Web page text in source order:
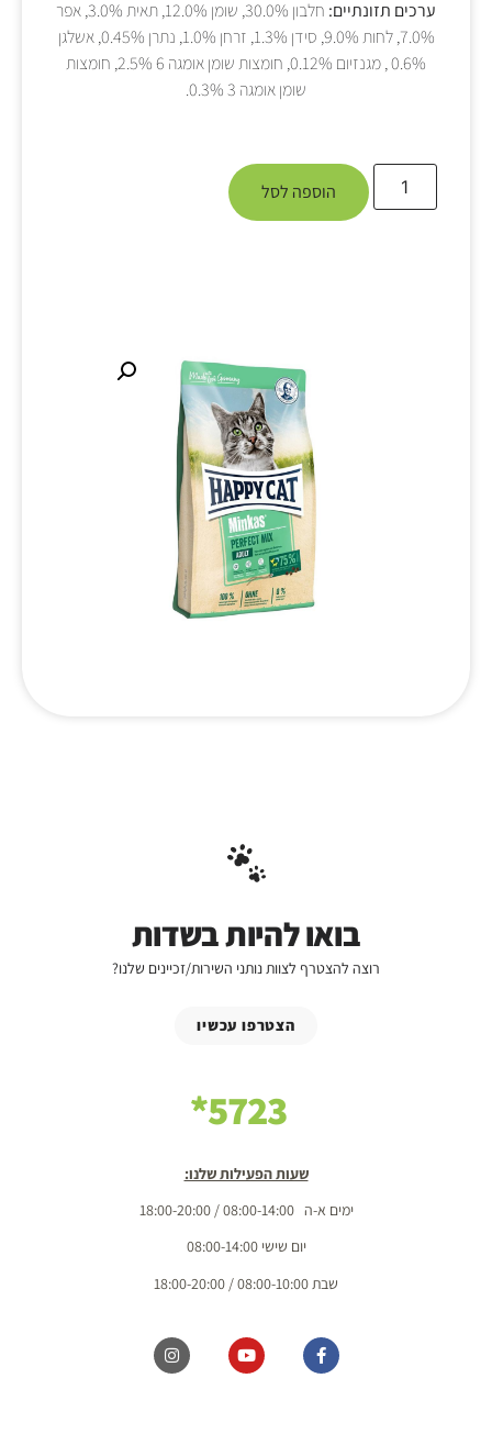
ערכים תזונתיים:
חלבון 30.0%, שומן 12.0%, תאית 3.0%, אפר
7.0%, לחות 9.0%, סידן 1.3%, זרחן 1.0%, נתרן 0.45%, אשלגן
0.6% , מגנזיום 0.12%, חומצות שומן אומגה 6 2.5%, חומצות
שומן אומגה 3 0.3%.
הוספה לסל
בואו להיות בשדות
רוצה להצטרף לצוות נותני השירות/זכיינים שלנו?
הצטרפו עכשיו
5723*
שעות הפעילות שלנו:
ימים א-ה 08:00-14:00 / 18:00-20:00
יום שישי 08:00-14:00
שבת 08:00-10:00 / 18:00-20:00